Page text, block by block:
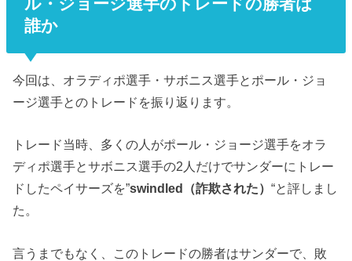
誰か
今回は、オラディポ選手・サボニス選手とポール・ジョ
ージ選手とのトレードを振り返ります。
トレード当時、多くの人がポール・ジョージ選手をオラ
ディポ選手とサボニス選手の2人だけでサンダーにトレー
ドしたペイサーズを”swindled（詐欺された）“と評しまし
た。
言うまでもなく、このトレードの勝者はサンダーで、敗